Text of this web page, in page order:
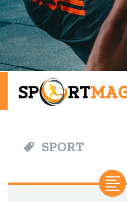
Meniu
Căutare
SPORT